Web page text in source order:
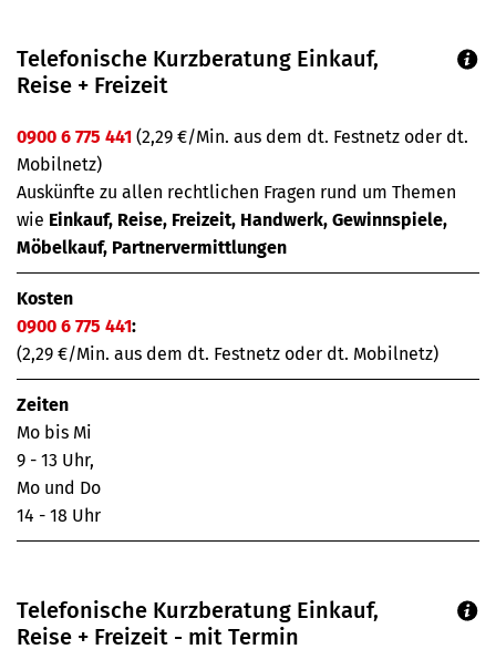
Telefonische Kurzberatung Einkauf,
Reise + Freizeit
0900 6 775 441 (2,29 €/Min. aus dem dt. Festnetz oder dt.
Mobilnetz)
Auskünfte zu allen rechtlichen Fragen rund um Themen
wie Einkauf, Reise, Freizeit, Handwerk, Gewinnspiele,
Möbelkauf, Partnervermittlungen
Kosten
0900 6 775 441:
(2,29 €/Min. aus dem dt. Festnetz oder dt. Mobilnetz)
Zeiten
Mo bis Mi
9 - 13 Uhr,
Mo und Do
14 - 18 Uhr
Telefonische Kurzberatung Einkauf,
Reise + Freizeit - mit Termin